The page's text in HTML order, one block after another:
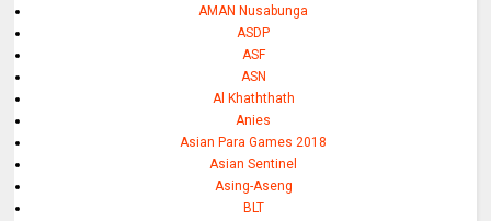
AMAN Nusabunga
ASDP
ASF
ASN
Al Khaththath
Anies
Asian Para Games 2018
Asian Sentinel
Asing-Aseng
BLT